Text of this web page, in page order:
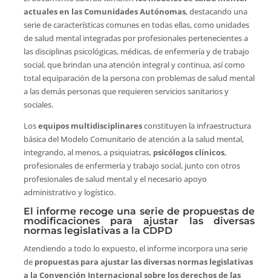
actuales en las Comunidades Autónomas, destacando una
serie de características comunes en todas ellas, como unidades
de salud mental integradas por profesionales pertenecientes a
las disciplinas psicológicas, médicas, de enfermería y de trabajo
social, que brindan una atención integral y continua, así como
total equiparación de la persona con problemas de salud mental
a las demás personas que requieren servicios sanitarios y
sociales.
Losequipos multidisciplinaresconstituyen la infraestructura
básica del Modelo Comunitario de atención a la salud mental,
integrando, al menos, a psiquiatras, psicólogos clínicos,
profesionales de enfermería y trabajo social, junto con otros
profesionales de salud mental y el necesario apoyo
administrativo y logístico.
El informe recoge una serie de propuestas de
modificaciones para ajustar las diversas
normas legislativas a la CDPD
Atendiendo a todo lo expuesto, el informe incorpora una serie
de propuestas para ajustar las diversas normas legislativas
a la Convención Internacional sobre los derechos de las